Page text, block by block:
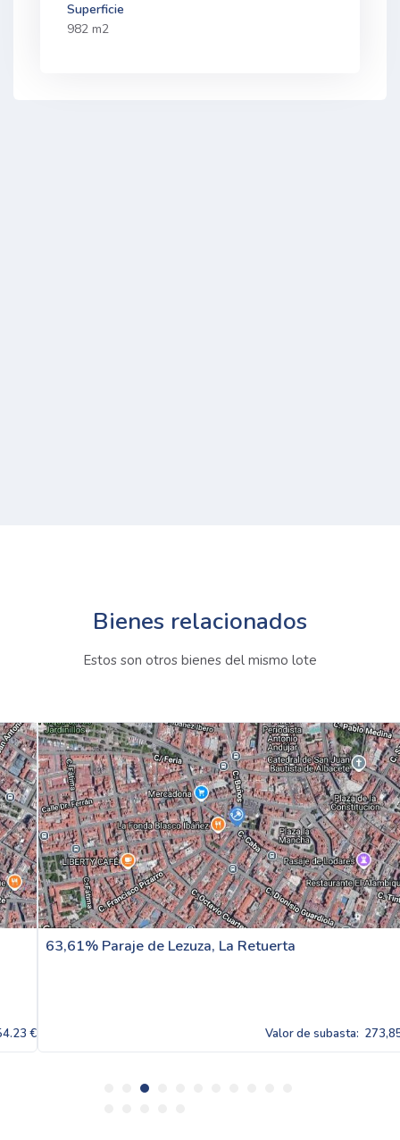
Superficie
982 m2
Bienes relacionados
Estos son otros bienes del mismo lote
63,61% Paraje de Lezuza, La Retuerta
Valor de subasta:273,854.23 €